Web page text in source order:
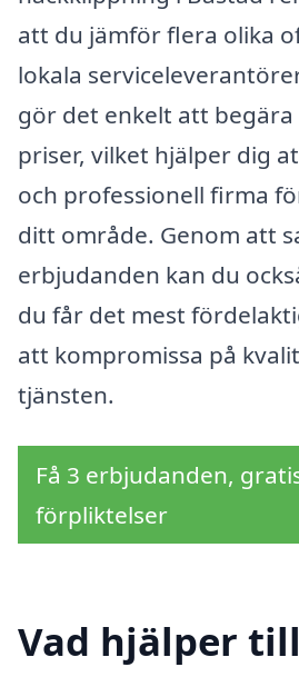
att du jämför flera olika
lokala
gör det enkelt att begära
priser, vilket hjälper dig
och professionell firma
ditt område. Genom att
erbjudanden kan du
du får det mest
att kompromissa på
tjänsten.
Få 3 erbjudanden,
förpliktelser
Vad hjälper